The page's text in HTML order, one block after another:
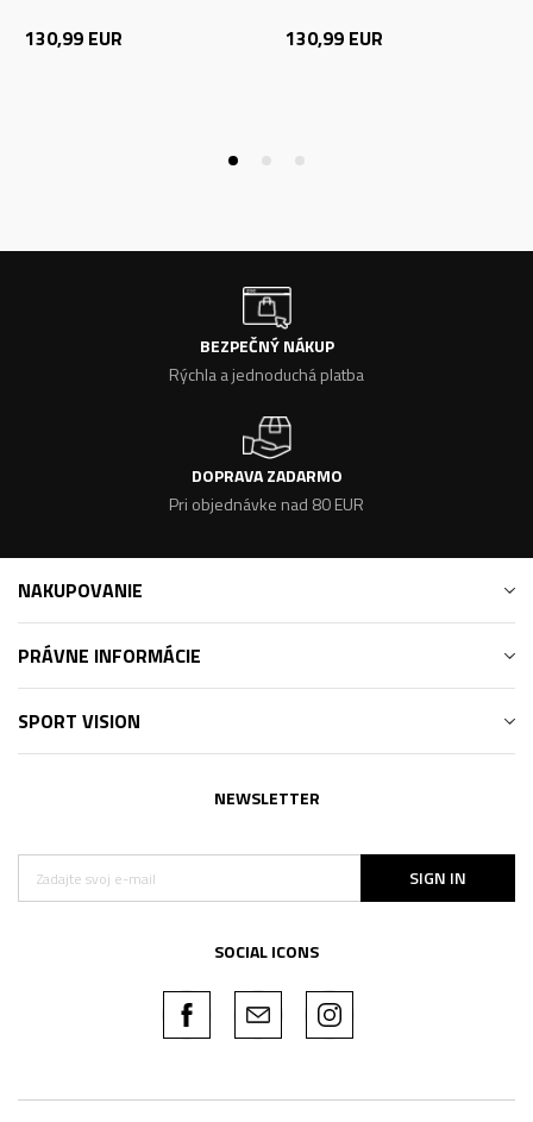
130,99 EUR 130,99 EUR
BEZPEČNÝ NÁKUP
Rýchla a jednoduchá platba
DOPRAVA ZADARMO
Pri objednávke nad 80 EUR
NAKUPOVANIE
PRÁVNE INFORMÁCIE
SPORT VISION
NEWSLETTER
SIGN IN
SOCIAL ICONS